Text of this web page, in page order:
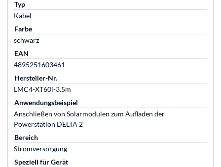
Typ
Kabel
Farbe
schwarz
EAN
4895251603461
Hersteller-Nr.
LMC4-XT60i-3.5m
Anwendungsbeispiel
Anschließen von Solarmodulen zum Aufladen der
Powerstation DELTA 2
Bereich
Stromversorgung
Speziell für Gerät